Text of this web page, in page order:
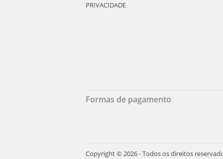
PRIVACIDADE
Formas de pagamento
Copyright © 2026 - Todos os direitos